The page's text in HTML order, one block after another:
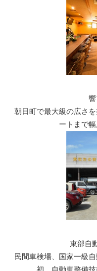
朝日町で最大級の広さ
ートまで幅
東部自
民間車検場、国家一級